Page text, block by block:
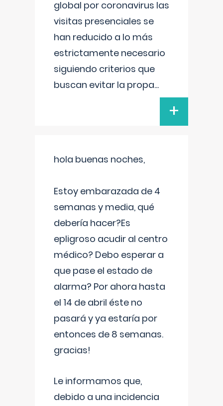
global por coronavirus las
visitas presenciales se
han reducido a lo más
estrictamente necesario
siguiendo criterios que
buscan evitar la propa...
+
hola buenas noches,
Estoy embarazada de 4
semanas y media, qué
debería hacer?Es
epligroso acudir al centro
médico? Debo esperar a
que pase el estado de
alarma? Por ahora hasta
el 14 de abril éste no
pasará y ya estaría por
entonces de 8 semanas.
gracias!
Le informamos que,
debido a una incidencia